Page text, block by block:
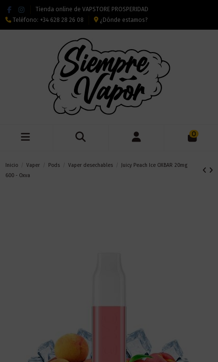
Tienda online de VAPSTORE PROSPERIDAD
Teléfono: +34 628 28 26 08 ¿Dónde estamos?
0
Inicio Vaper Pods Vaper desechables
Juicy Peach Ice OXBAR 20mg
600 - Oxva